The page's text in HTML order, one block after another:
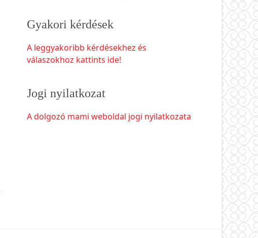
Gyakori kérdések
A leggyakoribb kérdésekhez és
válaszokhoz kattints ide!
Jogi nyilatkozat
A dolgozó mami weboldal jogi nyilatkozata